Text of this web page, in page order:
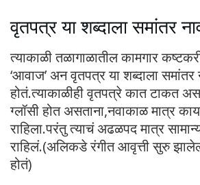
वृतपत्र या शब्दाला समांतर
त्याकाळी तळागाळातील कामगार
‘आवाज’ अन वृतपत्र या शब्दाला समांतर
होतं.त्याकाळीही वृतपत्रे कात टाकत
ग्लॉसी होत असताना,नवाकाळ मात्र
राहिला.परंतु त्याचं अढळपद मात्र
राहिलं.(अलिकडे रंगीत आवृत्ती सुरु
होतं)